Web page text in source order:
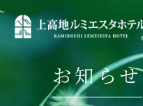
お知らせ